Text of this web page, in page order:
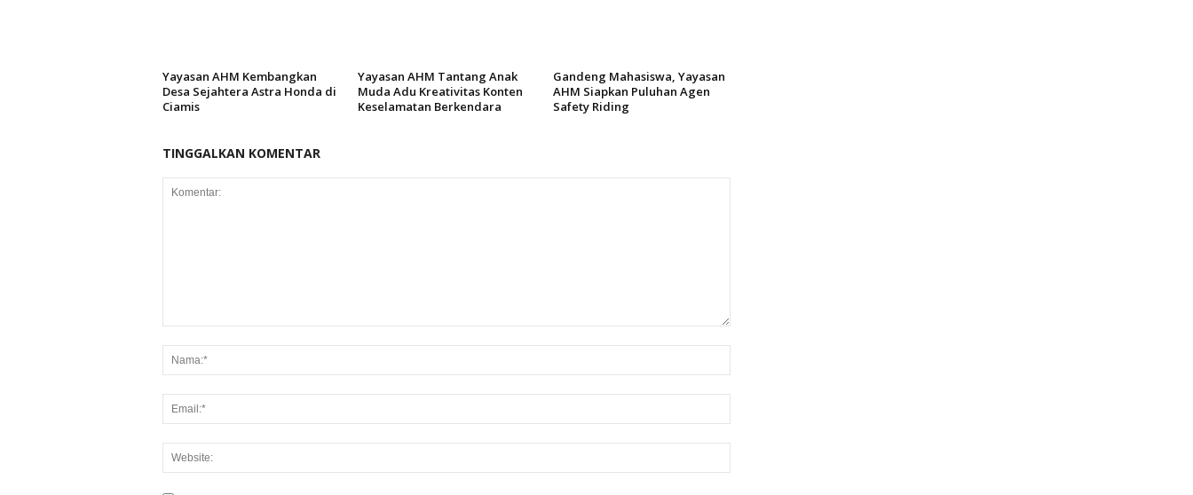
Yayasan AHM Kembangkan
Desa Sejahtera Astra Honda di
Ciamis
Yayasan AHM Tantang Anak
Muda Adu Kreativitas Konten
Keselamatan Berkendara
Gandeng Mahasiswa, Yayasan
AHM Siapkan Puluhan Agen
Safety Riding
TINGGALKAN KOMENTAR